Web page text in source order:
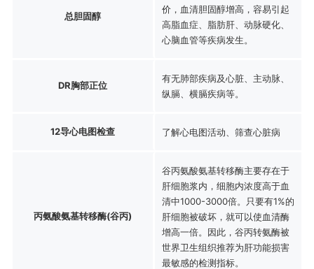
总胆固醇
价，血清胆固醇增高，容易引起
高脂血症、脂肪肝、动脉硬化、
心脑血管等疾病发生。
DR胸部正位
有无肺部疾病及心脏、主动脉、
纵膈、横膈疾病等。
12导心电图检查 了解心电图活动、筛查心脏病
丙氨酸氨基转移酶(谷丙)
谷丙氨酸氨基转移酶主要存在于
肝细胞浆内，细胞内浓度高于血
清中1000-3000倍。只要有1%的
肝细胞被破坏，就可以使血清酶
增高一倍。因此，谷丙转氨酶被
世界卫生组织推荐为肝功能损害
最敏感的检测指标。